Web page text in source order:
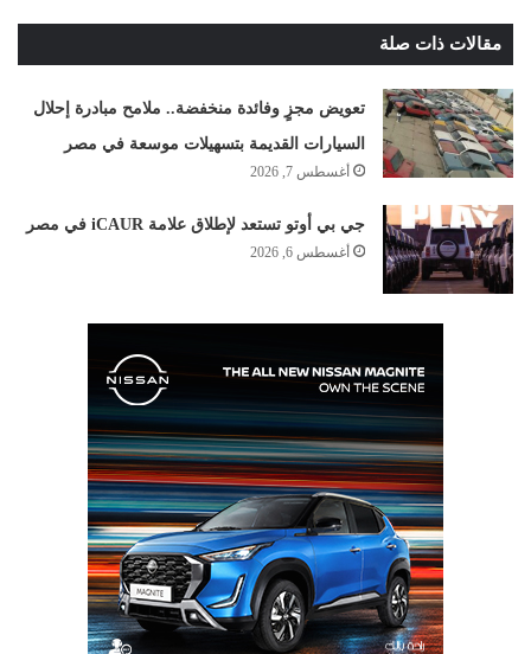
مقالات ذات صلة
تعويض مجزٍ وفائدة منخفضة.. ملامح مبادرة إحلال
السيارات القديمة بتسهيلات موسعة في مصر
أغسطس 7, 2026
جي بي أوتو تستعد لإطلاق علامة iCAUR في مصر
أغسطس 6, 2026